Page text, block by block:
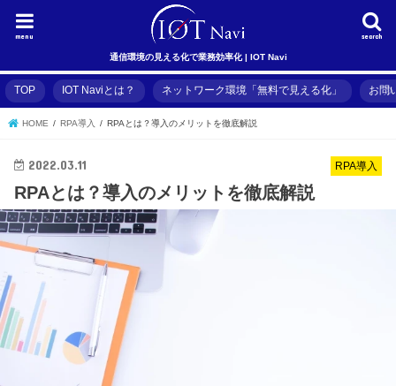
通信環境の見える化で業務効率化 | IOT Navi
search
menu
TOP IOT Naviとは？ ネットワーク環境「無料で見える化」 お問
HOME RPA導入 RPAとは？導入のメリットを徹底解説
RPA導入
2022.03.11
RPAとは？導入のメリットを徹底解説